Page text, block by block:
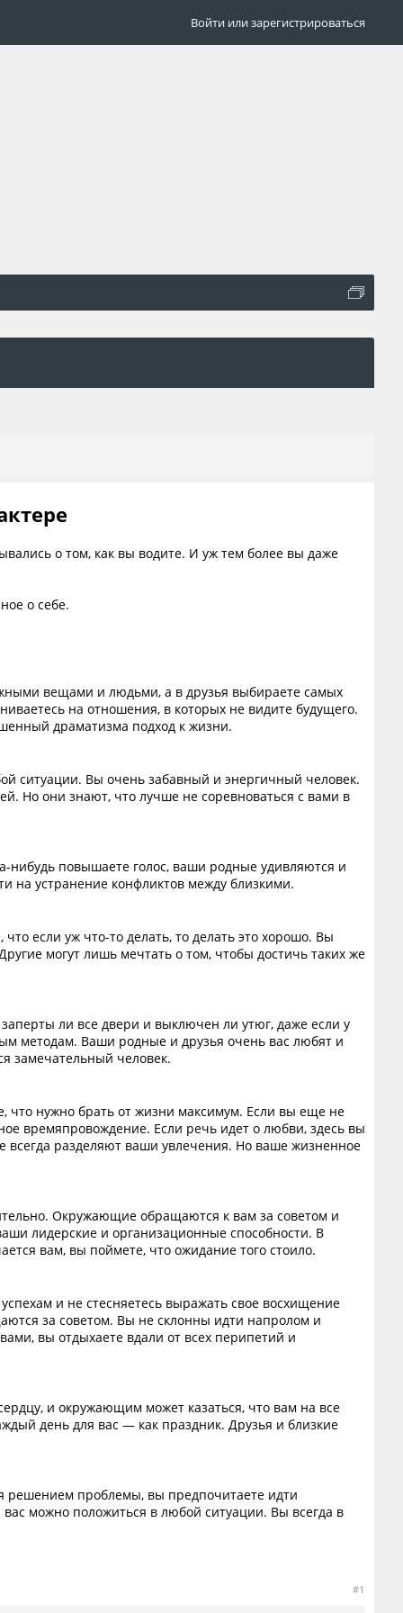
о том, как вы водите. И уж тем более вы даже
о себе.
вещами и людьми, а в друзья выбираете самых
на отношения, в которых не видите будущего.
драматизма подход к жизни.
ситуации. Вы очень забавный и энергичный человек.
Но они знают, что лучше не соревноваться с вами в
нибудь повышаете голос, ваши родные удивляются и
на устранение конфликтов между близкими.
если уж что-то делать, то делать это хорошо. Вы
могут лишь мечтать о том, чтобы достичь таких же
ли все двери и выключен ли утюг, даже если у
методам. Ваши родные и друзья очень вас любят и
замечательный человек.
нужно брать от жизни максимум. Если вы еще не
времяпровождение. Если речь идет о любви, здесь вы
всегда разделяют ваши увлечения. Но ваше жизненное
Окружающие обращаются к вам за советом и
лидерские и организационные способности. В
вам, вы поймете, что ожидание того стоило.
и не стесняетесь выражать свое восхищение
за советом. Вы не склонны идти напролом и
вы отдыхаете вдали от всех перипетий и
и окружающим может казаться, что вам на все
день для вас — как праздник. Друзья и близкие
решением проблемы, вы предпочитаете идти
можно положиться в любой ситуации. Вы всегда в
#1
Войти или зарегистрироваться